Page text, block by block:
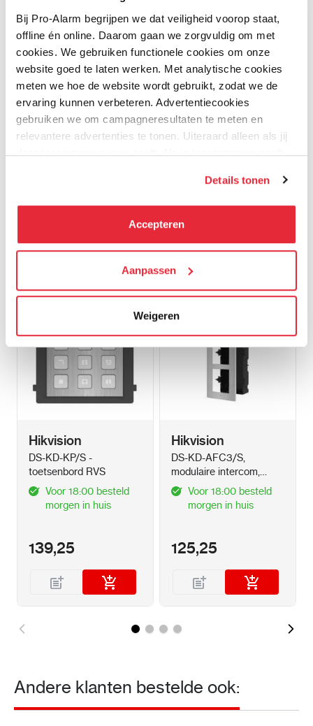
Bij Pro-Alarm begrijpen we dat veiligheid voorop staat,
offline én online. Daarom gaan we zorgvuldig om met
cookies. We gebruiken functionele cookies om onze
website goed te laten werken. Met analytische cookies
meten we hoe de website wordt gebruikt, zodat we de
ervaring kunnen verbeteren. Advertentiecookies
gebruiken we om campagneresultaten te meten en
relevantere advertenties te tonen. Uiteraard alleen als jij
daar toestemming voor geeft. Als je toestemming geeft,
kunnen deze gegevens combineren met informatie die zij
hebben verzameld via het gebruik van hun diensten. Je
kunt alle cookies accepteren, alleen noodzakelijke
We werken samen met21 derden
die uw gegevens
kunnen ontvangen en verwerken.
Details tonen
Accepteren
Aanpassen
Weigeren
Prijs
Prijs / Kwaliteit
Uw naam
Bijbehorende producten
Hikvision
DS-KD-KP/S -
toetsenbord RVS
Voor 18:00 besteld
morgen in huis
139,25
Hikvision
DS-KD-AFC3/S,
modulaire intercom,
inbouwframe drievoudig
RVS
Voor 18:00 besteld
morgen in huis
125,25
Andere klanten bestelde ook: